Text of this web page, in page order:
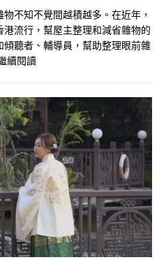
不知不覺間越積越多。在近年，
流行，幫屋主整理和減省雜物的
聽者、輔導員，幫助整理眼前雜
續閱讀